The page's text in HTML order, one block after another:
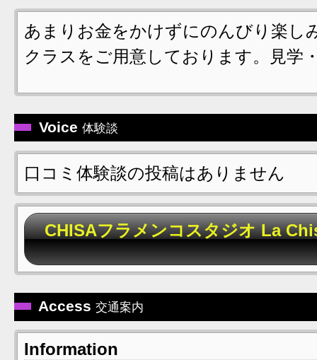
あまりお金をかけずにのんびり楽し
クラスをご用意しております。見学
Voice 体験談
口コミ体験談の投稿はありません
CHISAフラメンコスタジオ La
Access 交通案内
Information